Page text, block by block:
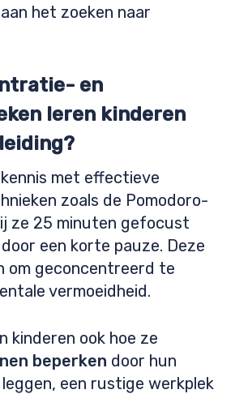
het zoeken naar
en
leren kinderen
met effectieve
zoals de Pomodoro-
ze 25 minuten gefocust
een korte pauze. Deze
om geconcentreerd te
vermoeidheid.
kinderen ook hoe ze
beperken door hun
een rustige werkplek